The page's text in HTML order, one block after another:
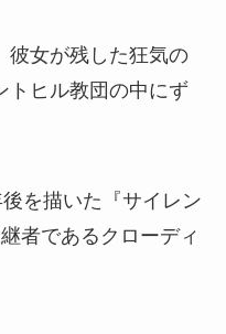
彼女が残した狂気の
トヒル教団の中にず
を描いた『サイレン
者であるクローディ